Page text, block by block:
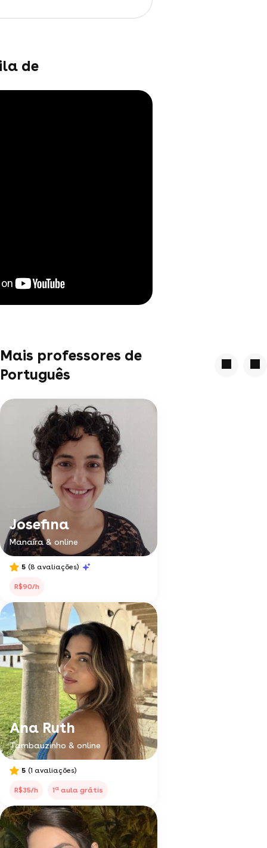
de
Mais professores de
Português
Josefina
Manaíra & online
5 (8 avaliações)
R$90/h
Ana Ruth
Tambauzinho & online
5 (1 avaliações)
R$35/h 1a aula grátis